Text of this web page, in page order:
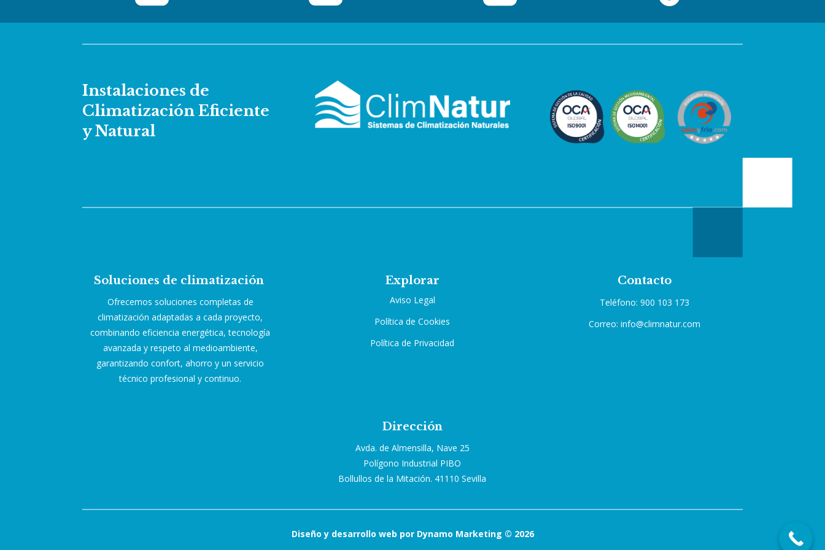
Instalaciones de
Climatización Eficiente
y Natural
Soluciones de climatización
Ofrecemos soluciones completas de
climatización adaptadas a cada proyecto,
combinando eficiencia energética, tecnología
avanzada y respeto al medioambiente,
garantizando confort, ahorro y un servicio
técnico profesional y continuo.
Explorar
Aviso Legal
Política de Cookies
Política de Privacidad
Contacto
Teléfono: 900 103 173
Correo: info@climnatur.com
Dirección
Avda. de Almensilla, Nave 25
Polígono Industrial PIBO
Bollullos de la Mitación. 41110 Sevilla
Diseño y desarrollo web por Dynamo Marketing © 2026